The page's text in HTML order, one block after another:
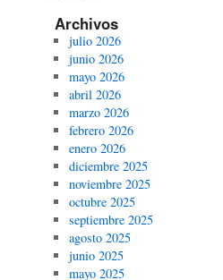
Archivos
julio 2026
junio 2026
mayo 2026
abril 2026
marzo 2026
febrero 2026
enero 2026
diciembre 2025
noviembre 2025
octubre 2025
septiembre 2025
agosto 2025
junio 2025
mayo 2025